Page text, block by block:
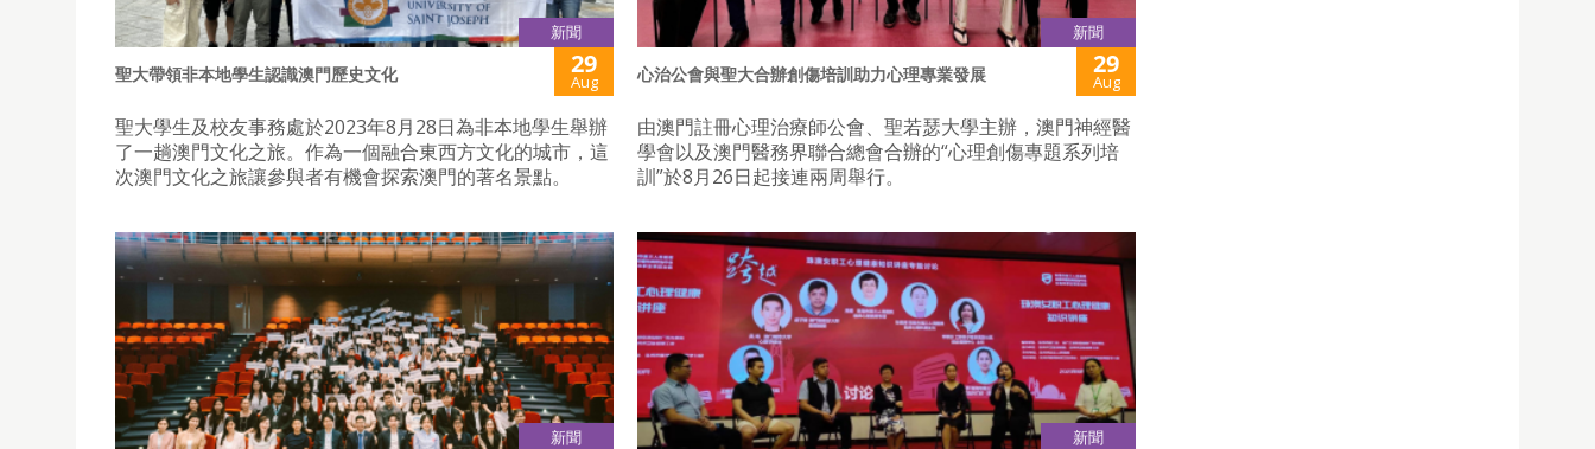
新聞
聖大帶領非本地學生認識澳門歷史文化 29
Aug
聖大學生及校友事務處於2023年8月28日為非本地學生舉辦
了一趟澳門文化之旅。作為一個融合東西方文化的城市，這
次澳門文化之旅讓參與者有機會探索澳門的著名景點。
新聞
心治公會與聖大合辦創傷培訓助力心理專業發展 29
Aug
由澳門註冊心理治療師公會、聖若瑟大學主辦，澳門神經醫
學會以及澳門醫務界聯合總會合辦的“心理創傷專題系列培
訓”於8月26日起接連兩周舉行。
新聞 新聞